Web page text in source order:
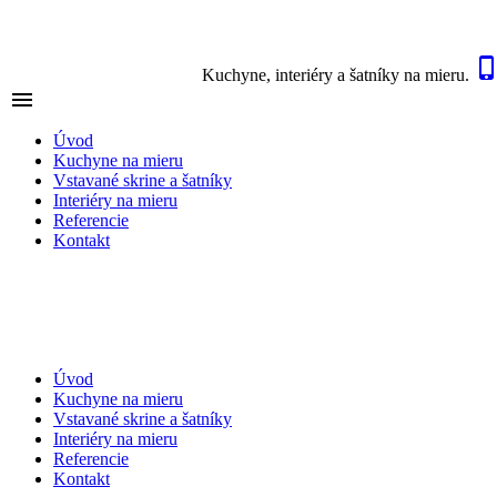
Kuchyne, interiéry a šatníky na mieru. 

Úvod
Kuchyne na mieru
Vstavané skrine a šatníky
Interiéry na mieru
Referencie
Kontakt
Úvod
Kuchyne na mieru
Vstavané skrine a šatníky
Interiéry na mieru
Referencie
Kontakt